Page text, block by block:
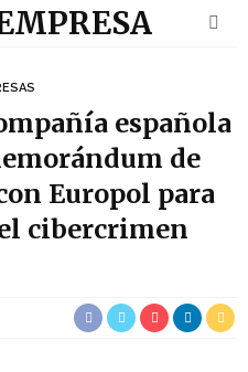
española
de
Europol para
cibercrimen